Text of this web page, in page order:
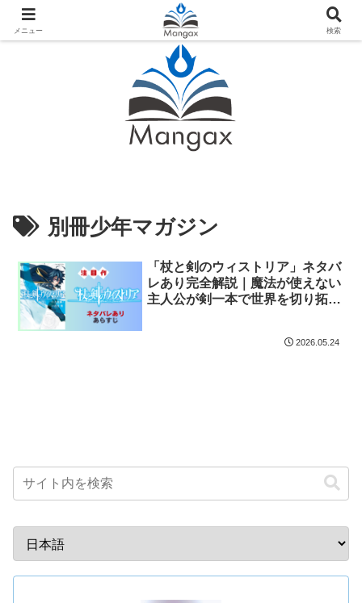
人気おすすめ漫画紹介ならMangax（マンガックス）
別冊少年マガジン
「杖と剣のウィストリア」ネタバ
レあり完全解説｜魔法が使えない
主人公が剣一本で世界を切り拓
2026.05.24
メニュー 検索